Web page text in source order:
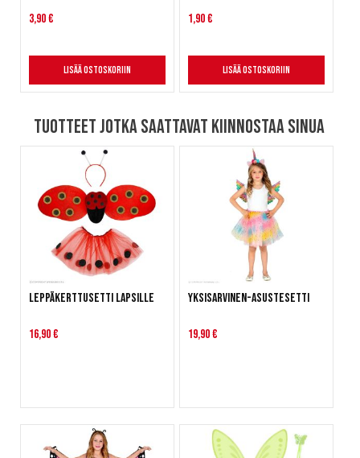
3,90 €
Lisää ostoskoriin
1,90 €
Lisää ostoskoriin
Tuotteet jotka saattavat kiinnostaa sinua
Leppäkerttusetti lapsille
16,90 €
Yksisarvinen-asustesetti
19,90 €